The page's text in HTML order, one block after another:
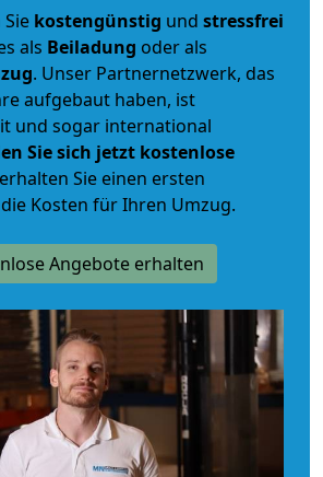
kostengünstig und stressfrei
als Beiladung oder als
. Unser Partnernetzwerk, das
aufgebaut haben, ist
und sogar international
Sie sich jetzt kostenlose
Sie einen ersten
Kosten für Ihren Umzug.
Angebote erhalten